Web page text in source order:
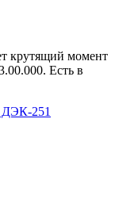
крутящий момент
Есть в
ДЭК-251